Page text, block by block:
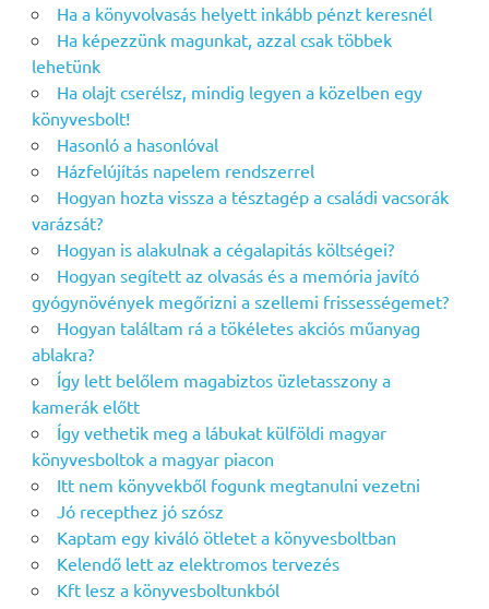
Ha a könyvolvasás helyett inkább pénzt keresnél
Ha képezzünk magunkat, azzal csak többek
lehetünk
Ha olajt cserélsz, mindig legyen a közelben egy
könyvesbolt!
Hasonló a hasonlóval
Házfelújítás napelem rendszerrel
Hogyan hozta vissza a tésztagép a családi vacsorák
varázsát?
Hogyan is alakulnak a cégalapitás költségei?
Hogyan segített az olvasás és a memória javító
gyógynövények megőrizni a szellemi frissességemet?
Hogyan találtam rá a tökéletes akciós műanyag
ablakra?
Így lett belőlem magabiztos üzletasszony a
kamerák előtt
Így vethetik meg a lábukat külföldi magyar
könyvesboltok a magyar piacon
Itt nem könyvekből fogunk megtanulni vezetni
Jó recepthez jó szósz
Kaptam egy kiváló ötletet a könyvesboltban
Kelendő lett az elektromos tervezés
Kft lesz a könyvesboltunkból